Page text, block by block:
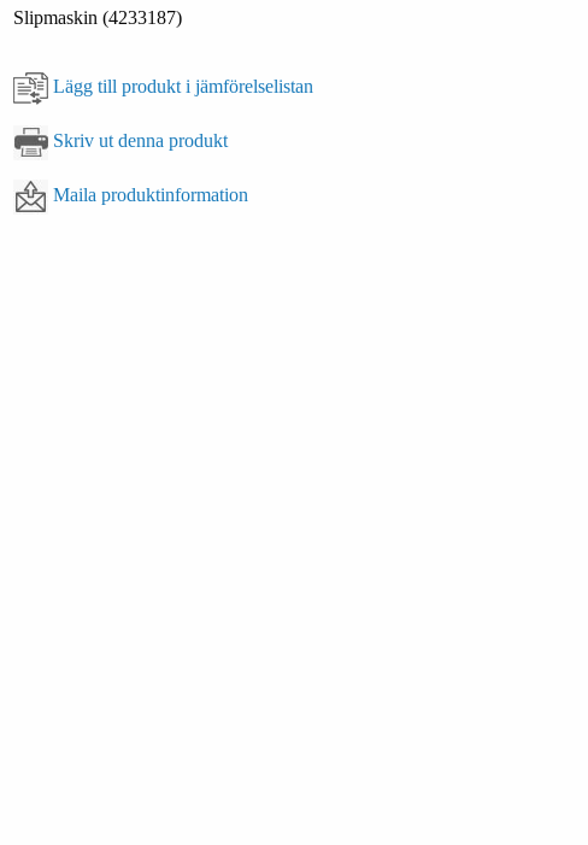
Slipmaskin (4233187)
Lägg till produkt i jämförelselistan
Skriv ut denna produkt
Maila produktinformation